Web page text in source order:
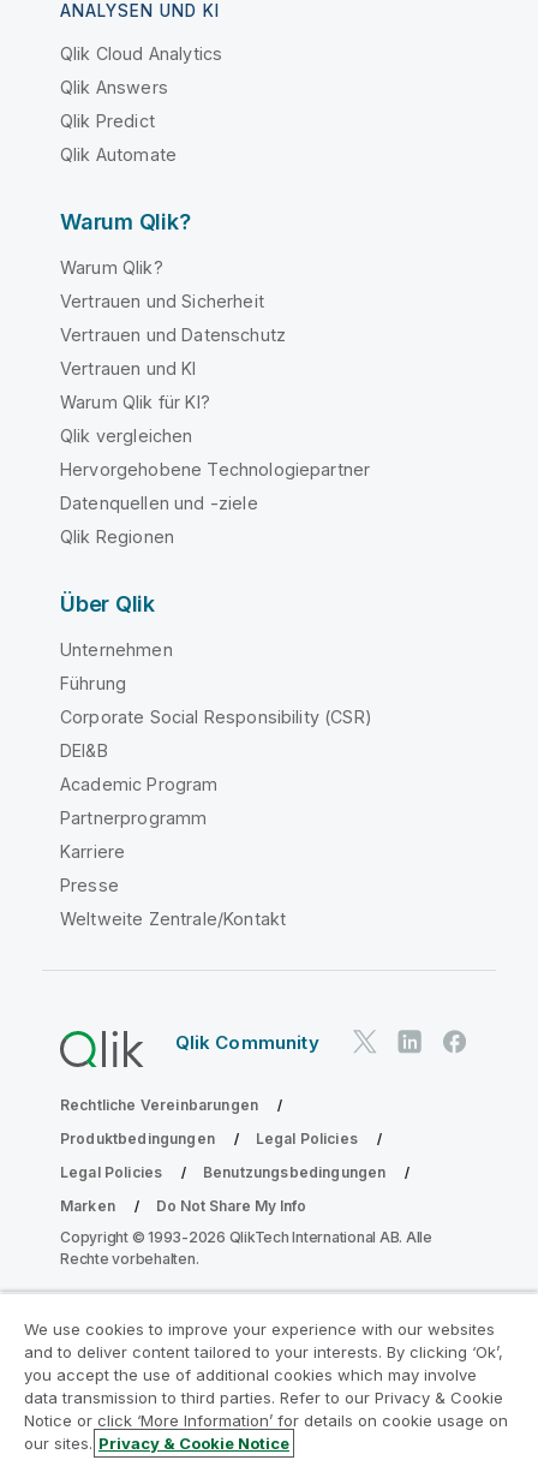
ANALYSEN UND KI
Qlik Cloud Analytics
Qlik Answers
Qlik Predict
Qlik Automate
Warum Qlik?
Warum Qlik?
Vertrauen und Sicherheit
Vertrauen und Datenschutz
Vertrauen und KI
Warum Qlik für KI?
Qlik vergleichen
Hervorgehobene Technologiepartner
Datenquellen und -ziele
Qlik Regionen
Über Qlik
Unternehmen
Führung
Corporate Social Responsibility (CSR)
DEI&B
Academic Program
Partnerprogramm
Karriere
Presse
Weltweite Zentrale/Kontakt
Qlik Community
Rechtliche Vereinbarungen
Produktbedingungen
Legal Policies
Legal Policies
Benutzungsbedingungen
Marken
Do Not Share My Info
Copyright © 1993-2026 QlikTech International AB. Alle
Rechte vorbehalten.
Nehmen Sie am Analyse-
Modernisierungsprogramm teil
Modernisieren Sie mit dem Analyse-
Modernisierungsprogramm, ohne Ihre wertvollen
We use cookies to improve your experience with our websites
and to deliver content tailored to your interests. By clicking ‘Ok’,
you accept the use of additional cookies which may involve
data transmission to third parties. Refer to our Privacy & Cookie
Notice or click ‘More Information’ for details on cookie usage on
our sites. Privacy & Cookie Notice